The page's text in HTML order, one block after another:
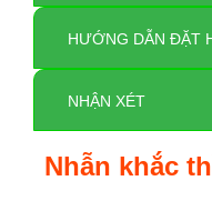
HƯỚNG DẪN ĐẶT
NHẬN XÉT
Nhẫn khắc